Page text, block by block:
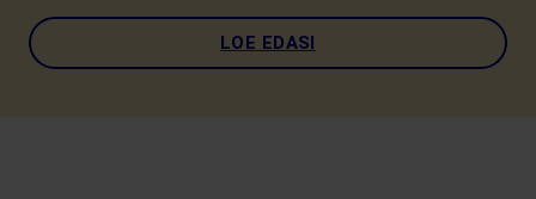
LOE EDASI